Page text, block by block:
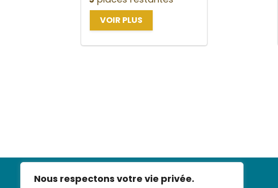
Nous respectons votre vie privée.
VOIR PLUS